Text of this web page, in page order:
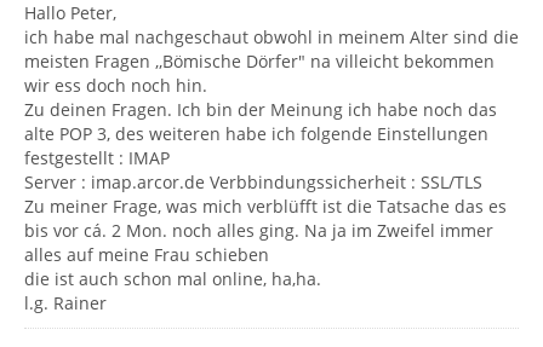
Hallo Peter,
ich habe mal nachgeschaut obwohl in meinem Alter sind die
meisten Fragen ,,Bömische Dörfer" na villeicht bekommen
wir ess doch noch hin.
Zu deinen Fragen. Ich bin der Meinung ich habe noch das
alte POP 3, des weiteren habe ich folgende Einstellungen
festgestellt : IMAP
Server : imap.arcor.de Verbbindungssicherheit : SSL/TLS
Zu meiner Frage, was mich verblüfft ist die Tatsache das es
bis vor cá. 2 Mon. noch alles ging. Na ja im Zweifel immer
alles auf meine Frau schieben
die ist auch schon mal online, ha,ha.
l.g. Rainer